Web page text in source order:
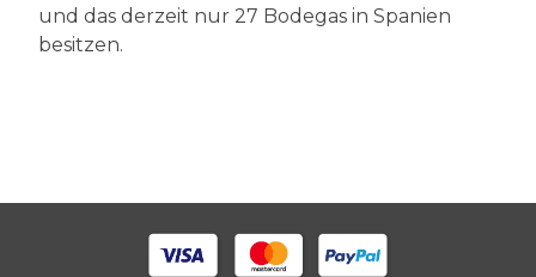
und das derzeit nur 27 Bodegas in Spanien
besitzen.